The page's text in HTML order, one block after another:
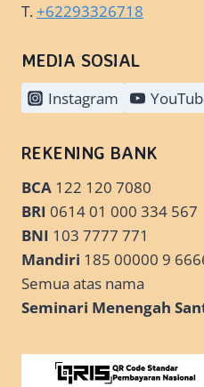
T.+62293326718
MEDIA SOSIAL
Instagram
REKENING BANK
BCA 122 120 7080
BRI 0614 01 000 334 567
BNI 103 7777 771
Mandiri 185 00000 9
Semua atas nama
Seminari Menengah